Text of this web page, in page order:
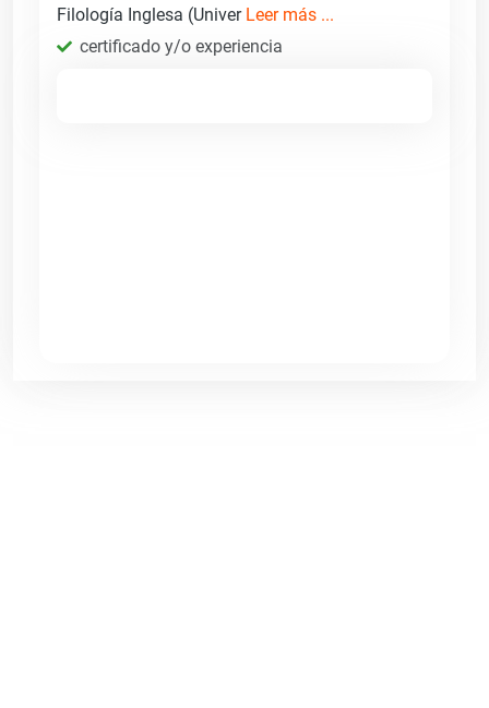
Filología Inglesa (Univer Leer más ...
certificado y/o experiencia